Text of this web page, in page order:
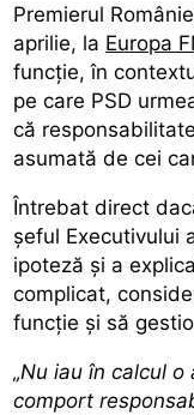
Premierul
aprilie, la Europa
funcție, în
pe care PSD
că
asumată de cei
Întrebat direct
șeful Executivului
ipoteză și a
complicat,
funcție și să
„Nu iau în calcul
comport